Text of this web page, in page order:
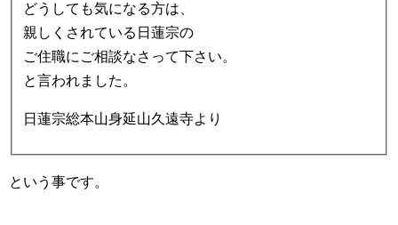
どうしても気になる方は、
親しくされている日蓮宗の
ご住職にご相談なさって下さい。
と言われました。
日蓮宗総本山身延山久遠寺より
という事です。